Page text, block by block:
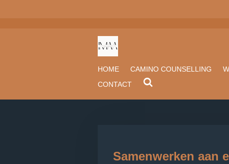
HOME CAMINO COUNSELLING
CONTACT
Samenwerken aan